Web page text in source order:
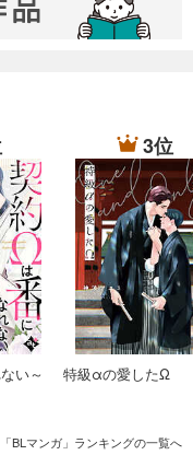
い～
3位
特級αの愛したΩ
「BLマンガ」ランキングの一覧へ